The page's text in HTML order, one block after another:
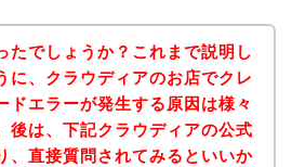
たでしょうか？これまで説明し
に、クラウディアのお店でクレ
ドエラーが発生する原因は様々
後は、下記クラウディアの公式
、直接質問されてみるといいか